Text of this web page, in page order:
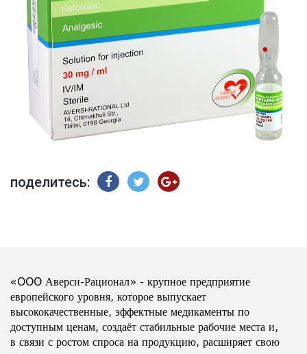
поделитесь:
«OOO Аверси-Рационал» - крупное предприятие
европейского уровня, которое выпускает
высококачественные, эффектные медикаменты по
доступным ценам, создаёт стабильные рабочие места и,
в связи с ростом спроса на продукцию, расширяет свою